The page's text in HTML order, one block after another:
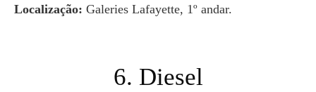
Localização: Galeries Lafayette, 1º andar.
6. Diesel